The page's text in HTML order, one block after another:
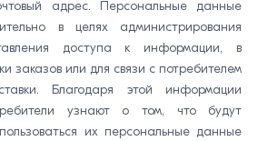
адрес. Персональные данные
в целях администрирования
доступа к информации, в
заказов или для связи с потребителем
Благодаря этой информации
узнают о том, что будут
их персональные данные